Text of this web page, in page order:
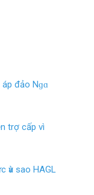
áp đảo Nɡɑ
trợ cấp vì
ѵà sao HAGL